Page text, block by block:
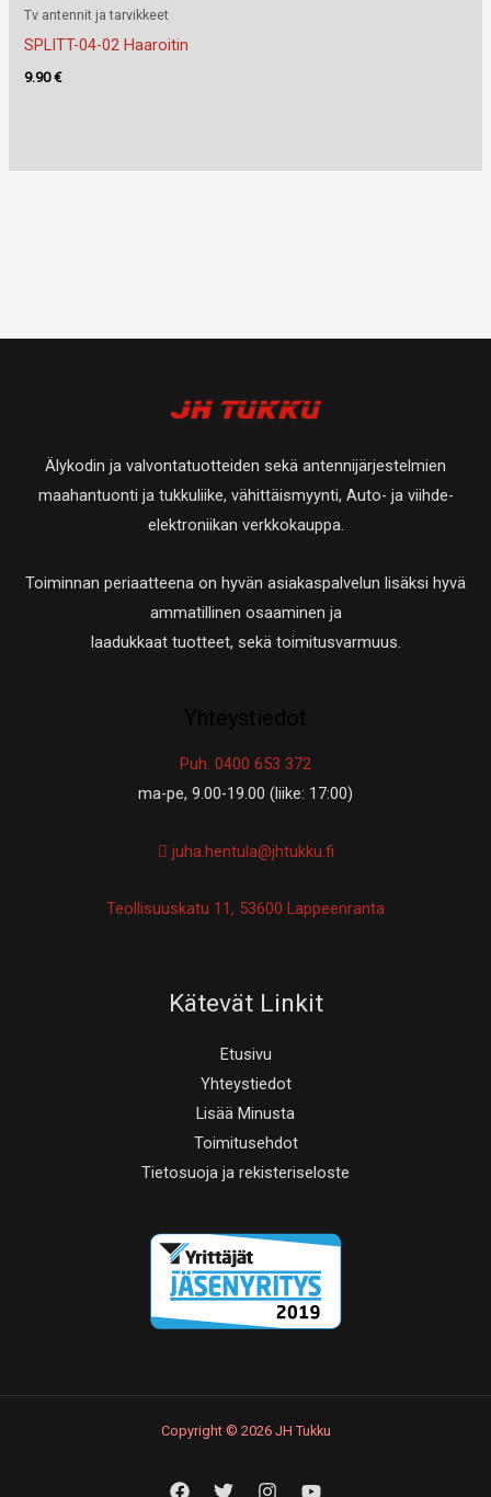
Tv antennit ja tarvikkeet
SPLITT-04-02 Haaroitin
9.90€
Älykodin ja valvontatuotteiden sekä antennijärjestelmien
maahantuonti ja tukkuliike, vähittäismyynti, Auto- ja viihde-
elektroniikan verkkokauppa.
Toiminnan periaatteena on hyvän asiakaspalvelun lisäksi hyvä
ammatillinen osaaminen ja
laadukkaat tuotteet, sekä toimitusvarmuus.
Puh. 0400 653 372
ma-pe, 9.00-19.00 (liike: 17:00)
juha.hentula@jhtukku.fi
Teollisuuskatu 11, 53600 Lappeenranta
Kätevät Linkit
Etusivu
Yhteystiedot
Lisää Minusta
Toimitusehdot
Tietosuoja ja rekisteriseloste
Copyright © 2026 JH Tukku